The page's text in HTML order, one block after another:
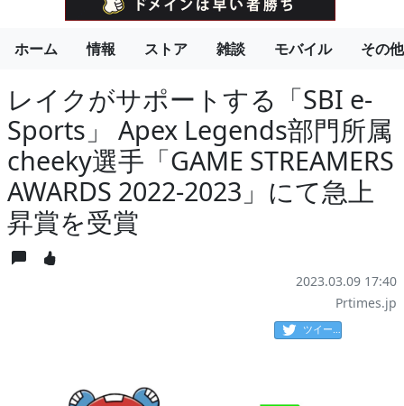
ホーム 情報 ストア 雑談 モバイル その他
レイクがサポートする「SBI e-
Sports」 Apex Legends部門所属
cheeky選手「GAME STREAMERS
AWARDS 2022-2023」にて急上
昇賞を受賞
2023.03.09 17:40
Prtimes.jp
ツイート